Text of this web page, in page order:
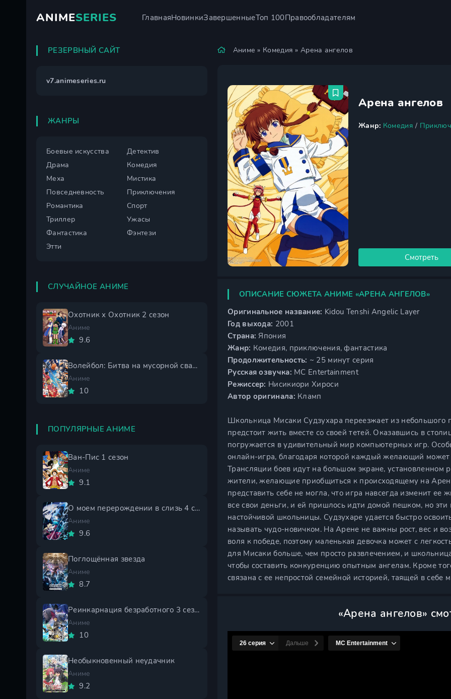
ANIMESERIES ГлавнаяНовинкиЗавершенныеТоп 100Правообладателям
Аниме » Комедия » Арена ангелов
Арена ангелов
Жанр: Комедия /
Смотреть
ОПИСАНИЕ СЮЖЕТА АНИМЕ «АРЕНА АНГЕЛОВ»
Оригинальное название: Kidou Tenshi Angelic Layer
Год выхода: 2001
Страна: Япония
Жанр: Комедия, приключения, фантастика
Продолжительность: ~ 25 минут серия
Русская озвучка: MC Entertainment
Режиссер: Нисикиори Хироси
Автор оригинала: Кламп
Школьница Мисаки Судзухара переезжает из небольшого
предстоит жить вместе со своей тетей. Оказавшись в
погружается в удивительный мир компьютерных игр.
онлайн-игра, благодаря которой каждый желающий может
Трансляции боев идут на большом экране, установленном
жители, желающие приобщиться к происходящему на
представить себе не могла, что игра навсегда изменит ее
все свои деньги, и ей пришлось идти домой пешком, но
настойчивой школьницы. Судзухаре удается быстро
называть чудо-новичком. На Арене не важны рост, вес и
воля к победе, поэтому маленькая девочка может с
для Мисаки больше, чем просто развлечением, и
чтобы составить конкуренцию опытным ангелам. Кроме
связана с ее непростой семейной историей, таящей в себе
«Арена ангелов»
РЕЗЕРВНЫЙ САЙТ
v7.animeseries.ru
ЖАНРЫ
Боевые искусства
Детектив
Драма
Комедия
Меха
Мистика
Повседневность
Приключения
Романтика
Спорт
Триллер
Ужасы
Фантастика
Фэнтези
Этти
СЛУЧАЙНОЕ АНИМЕ
Охотник х Охотник 2 сезон
Аниме
9.6
Волейбол: Битва на мусорной свалке
Аниме
10
ПОПУЛЯРНЫЕ АНИМЕ
Ван-Пис 1 сезон
Аниме
9.1
О моем перерождении в слизь 4 сезон
Аниме
9.6
Поглощённая звезда
Аниме
8.7
Реинкарнация безработного 3 сезон
Аниме
10
Необыкновенный неудачник
Аниме
9.2